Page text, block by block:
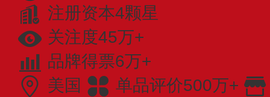
注册资本4颗星
关注度45万+
品牌得票6万+
美国
单品评价500万+